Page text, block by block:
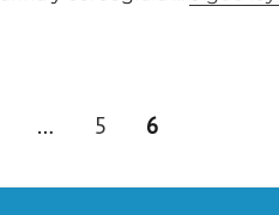
… PAGE
5 PAGE
6